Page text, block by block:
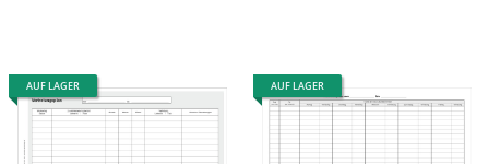
AUF LAGER AUF LAGER